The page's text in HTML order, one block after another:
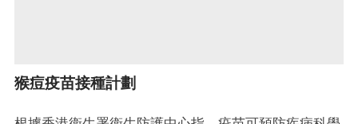
猴痘疫苗接種計劃